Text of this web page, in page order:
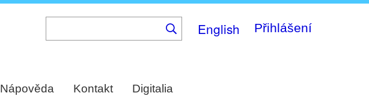
English Přihlášení
Nápověda Kontakt Digitalia